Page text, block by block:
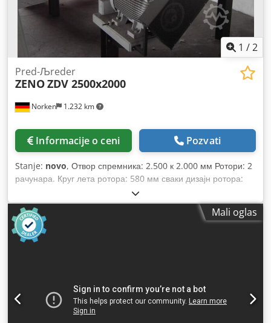
1 /2
Norken 1.232 km
Pred-Љreder
ZENOZDV 2500x2000
Informacije o ceni Pozvati
Stanje: novo, Отвор спремника: 2.500 к 2.000 мм Ротори: 2
рачунара. Круг лета ротора: 580 мм сваки дизајн ротора:
Погон од 5 и 6 резних зуба: 2 к 90 кВ са планетарним
зупчаницима Хидраулични засун на вратима за уклањање
ометајућих материја Тежина: 18.500 кг Crjdpfx Ajbq St
Hsbljf
Mali oglas